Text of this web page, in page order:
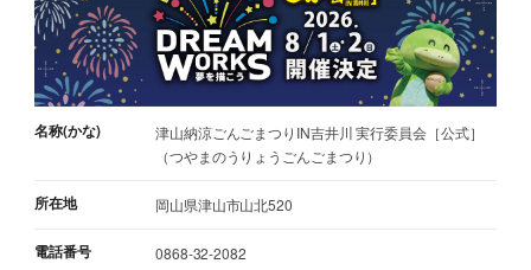
名称(かな)
津山納涼ごんごまつりIN吉井川 実行委員会［公式］
（つやまのうりょうごんごまつり）
所在地 岡山県津山市山北520
電話番号 0868-32-2082